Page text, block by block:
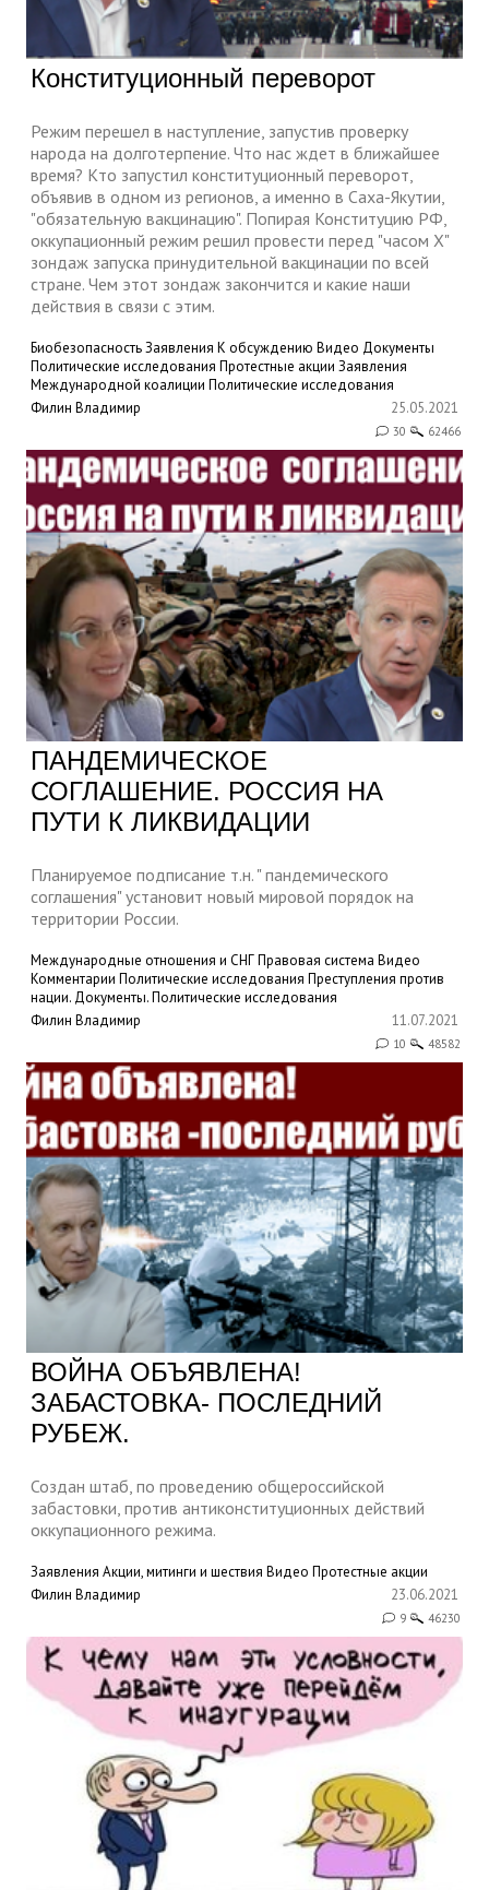
Конституционный переворот
Режим перешел в наступление, запустив проверку
народа на долготерпение. Что нас ждет в ближайшее
время? Кто запустил конституционный переворот,
объявив в одном из регионов, а именно в Саха-Якутии,
"обязательную вакцинацию". Попирая Конституцию РФ,
оккупационный режим решил провести перед "часом Х"
зондаж запуска принудительной вакцинации по всей
стране. Чем этот зондаж закончится и какие наши
действия в связи с этим.
БиобезопасностьЗаявления К обсуждению Видео Документы
Политические исследования Протестные акции Заявления
Международной коалиции Политические исследования
Филин Владимир
25.05.2021
30 62466
ПАНДЕМИЧЕСКОЕ
СОГЛАШЕНИЕ. РОССИЯ НА
ПУТИ К ЛИКВИДАЦИИ
Планируемое подписание т.н. " пандемического
соглашения" установит новый мировой порядок на
территории России.
Международные отношения и СНГПравовая система Видео
Комментарии Политические исследования Преступления против
нации. Документы.Политические исследования
Филин Владимир
11.07.2021
10 48582
ВОЙНА ОБЪЯВЛЕНА!
ЗАБАСТОВКА- ПОСЛЕДНИЙ
РУБЕЖ.
Создан штаб, по проведению общероссийской
забастовки, против антиконституционных действий
оккупационного режима.
Заявления Акции, митинги и шествия Видео Протестные акции
Филин Владимир
23.06.2021
9 46230